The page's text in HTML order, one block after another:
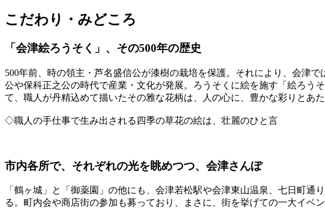
こだわり・みどころ
「会津絵ろうそく」、その500年の歴史
500年前、時の領主・芦名盛信公が漆樹の栽培を保護。それにより、会津
公や保科正之公の時代で産業・文化が発展。ろうそくに絵を施す「絵ろ
て、職人が丹精込めて描いたその雅な花柄は、人の心に、豊かな彩りとあ
◇職人の手仕事で生み出される四季の草花の絵は、壮麗のひと言
市内各所で、それぞれの光を眺めつつ、会津さんぽ
「鶴ヶ城」と「御薬園」の他にも、会津若松駅や会津東山温泉、七日町
る。町内会や商店街の参加も募っており、まさに、街を挙げての一大イベ